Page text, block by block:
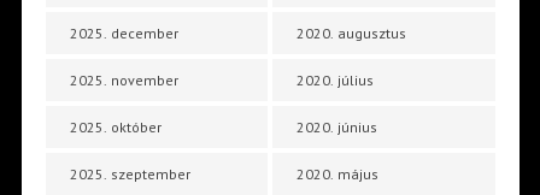
2025. december
2025. november
2025. október
2025. szeptember
2020. augusztus
2020. július
2020. június
2020. május